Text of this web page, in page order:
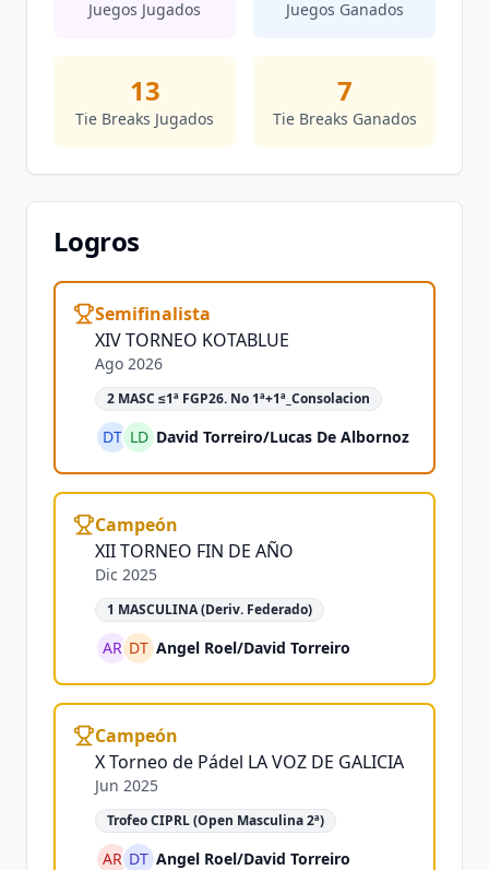
Juegos Jugados Juegos Ganados
13
Tie Breaks Jugados
7
Tie Breaks Ganados
Logros
Semifinalista
XIV TORNEO KOTABLUE
Ago 2026
2 MASC ≤1ª FGP26. No 1ª+1ª_Consolacion
DT LD David Torreiro/Lucas De Albornoz
Campeón
XII TORNEO FIN DE AÑO
Dic 2025
1 MASCULINA (Deriv. Federado)
AR DT Angel Roel/David Torreiro
Campeón
X Torneo de Pádel LA VOZ DE GALICIA
Jun 2025
Trofeo CIPRL (Open Masculina 2ª)
AR DT Angel Roel/David Torreiro